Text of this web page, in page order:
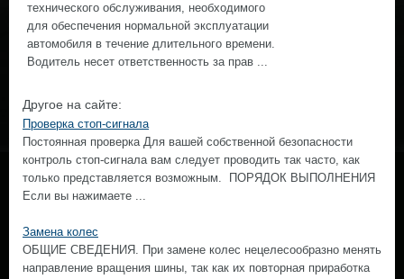
технического обслуживания, необходимого
для обеспечения нормальной эксплуатации
автомобиля в течение длительного времени.
Водитель несет ответственность за прав ...
Другое на сайте:
Проверка стоп-сигнала
Постоянная проверка Для вашей собственной безопасности
контроль стоп-сигнала вам следует проводить так часто, как
только представляется возможным. ПОРЯДОК ВЫПОЛНЕНИЯ
Если вы нажимаете ...
Замена колес
ОБЩИЕ СВЕДЕНИЯ. При замене колес нецелесообразно менять
направление вращения шины, так как их повторная приработка